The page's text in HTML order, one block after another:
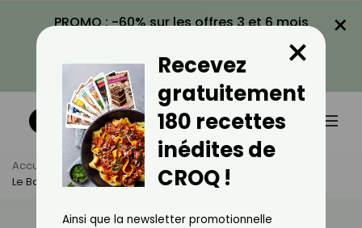
PROMO : -60% sur les offres 3 et 6 mois
VOIR LA PROMO
×
Accueil Actus
Minceur
Le Bain Un Allié Minceur Info Ou Intox ?
Recevez
gratuitement
180 recettes
inédites de
CROQ !
×
Ainsi que la newsletter promotionnelle